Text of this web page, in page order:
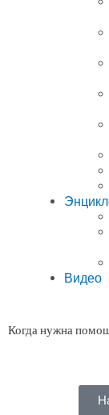
Видео
Когда нужна